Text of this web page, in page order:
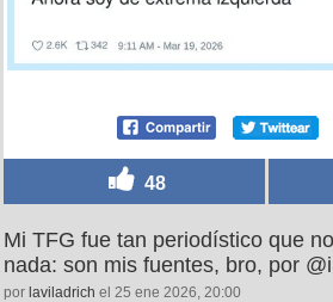
48
Mi TFG fue tan periodístico que
nada: son mis fuentes, bro, por
por laviladrich el 25 ene 2026, 20:00